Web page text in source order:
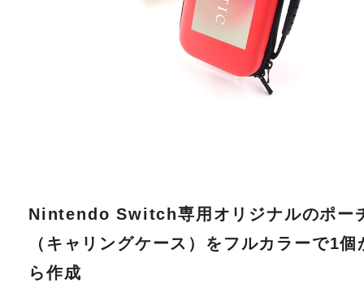
Nintendo Switch専用オリジナルのポー
（キャリングケース）をフルカラーで1個
ら作成